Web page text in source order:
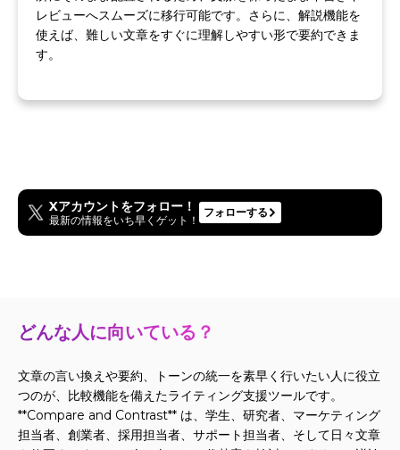
レビューへスムーズに移行可能です。さらに、解説機能を
使えば、難しい文章をすぐに理解しやすい形で要約できま
す。
Xアカウントをフォロー！
最新の情報をいち早くゲット！
フォローする
どんな人に向いている？
文章の言い換えや要約、トーンの統一を素早く行いたい人に役立
つのが、比較機能を備えたライティング支援ツールです。
**Compare and Contrast** は、学生、研究者、マーケティング
担当者、創業者、採用担当者、サポート担当者、そして日々文章